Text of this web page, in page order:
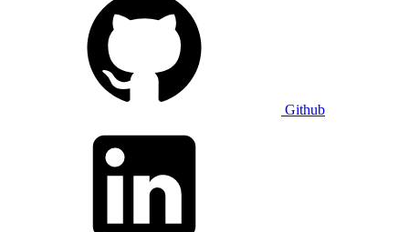
Github